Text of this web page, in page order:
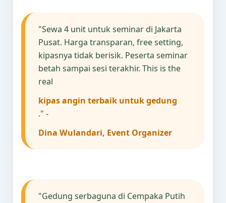
"Sewa 4 unit untuk seminar di Jakarta
Pusat. Harga transparan, free setting,
kipasnya tidak berisik. Peserta seminar
betah sampai sesi terakhir. This is the
real
kipas angin terbaik untuk gedung
." -
Dina Wulandari, Event Organizer
"Gedung serbaguna di Cempaka Putih